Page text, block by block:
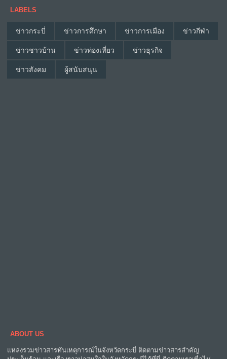
LABELS
ข่าวกระบี่ ข่าวการศึกษา ข่าวการเมือง ข่าวกีฬา
ข่าวชาวบ้าน ข่าวท่องเที่ยว ข่าวธุรกิจ
ข่าวสังคม ผู้สนับสนุน
ABOUT US
แหล่งรวมข่าวสารทันเหตุการณ์ในจังหวัดกระบี่ ติดตามข่าวสารสำคัญ